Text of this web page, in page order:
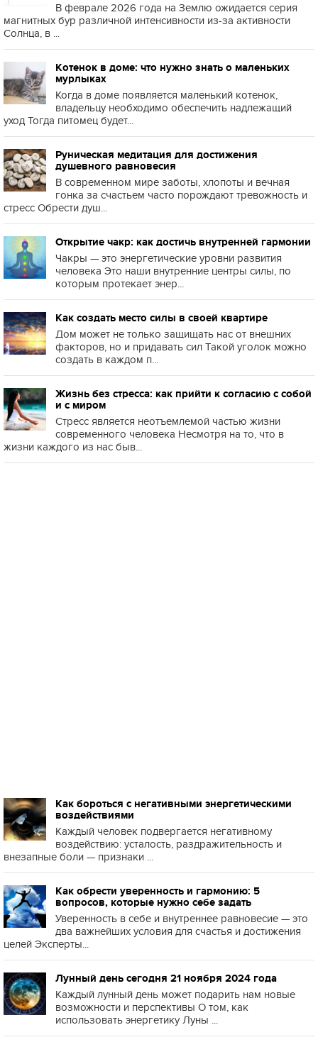
В феврале 2026 года на Землю ожидается серия
магнитных бур различной интенсивности из-за активности
Солнца, в ...
Котенок в доме: что нужно знать о маленьких
мурлыках
Когда в доме появляется маленький котенок,
владельцу необходимо обеспечить надлежащий
уход Тогда питомец будет...
Руническая медитация для достижения
душевного равновесия
В современном мире заботы, хлопоты и вечная
гонка за счастьем часто порождают тревожность и
стресс Обрести душ...
Открытие чакр: как достичь внутренней гармонии
Чакры — это энергетические уровни развития
человека Это наши внутренние центры силы, по
которым протекает энер...
Как создать место силы в своей квартире
Дом может не только защищать нас от внешних
факторов, но и придавать сил Такой уголок можно
создать в каждом п...
Жизнь без стресса: как прийти к согласию с собой
и с миром
Стресс является неотъемлемой частью жизни
современного человека Несмотря на то, что в
жизни каждого из нас быв...
Как бороться с негативными энергетическими
воздействиями
Каждый человек подвергается негативному
воздействию: усталость, раздражительность и
внезапные боли — признаки ...
Как обрести уверенность и гармонию: 5
вопросов, которые нужно себе задать
Уверенность в себе и внутреннее равновесие — это
два важнейших условия для счастья и достижения
целей Эксперты...
Лунный день сегодня 21 ноября 2024 года
Каждый лунный день может подарить нам новые
возможности и перспективы О том, как
использовать энергетику Луны ...